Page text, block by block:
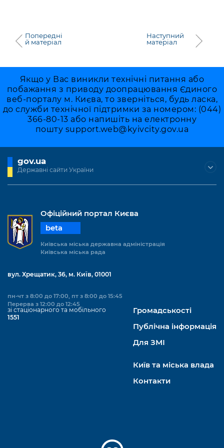
Попередні
й матеріал
Наступний
матеріал
Якщо у Вас виникли технічні питання або
побажання з приводу доопрацювання Єдиного
веб-порталу м. Києва, то зверніться, будь ласка,
до служби технічної підтримки за номером: (044)
366-80-13 або напишіть на електронну
пошту support.web@kyivcity.gov.ua
gov.ua
Державні сайти України
Офіційний портал Києва
beta
Київська міська державна адміністрація
Київська міська рада
вул. Хрещатик, 36, м. Київ, 01001
пн-чт з 8:00 до 17:00, пт з 8:00 до 15:45
Перерва з 12:00 до 12:45
зі стаціонарного та мобільного
1551
Громадськості
Публічна інформація
Для ЗМІ
Київ та міська влада
Контакти